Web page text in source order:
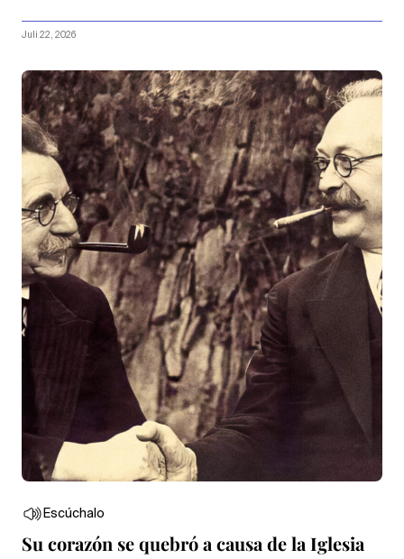
Juli 22, 2026
Escúchalo
Su corazón se quebró a causa de la Iglesia